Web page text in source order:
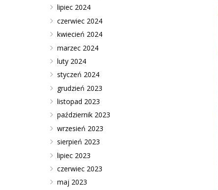
lipiec 2024
czerwiec 2024
kwiecień 2024
marzec 2024
luty 2024
styczeń 2024
grudzień 2023
listopad 2023
październik 2023
wrzesień 2023
sierpień 2023
lipiec 2023
czerwiec 2023
maj 2023